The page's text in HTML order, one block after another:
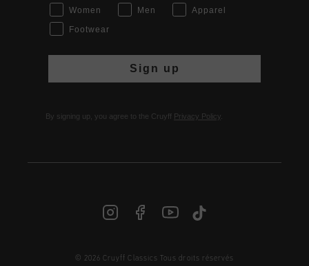
FR | € EUR
Women Men
Apparel
Footwear
Sign up
By signing up, you agree to the Cruyff Privacy Policy
© 2026 Cruyff Classics Tous droits réservés